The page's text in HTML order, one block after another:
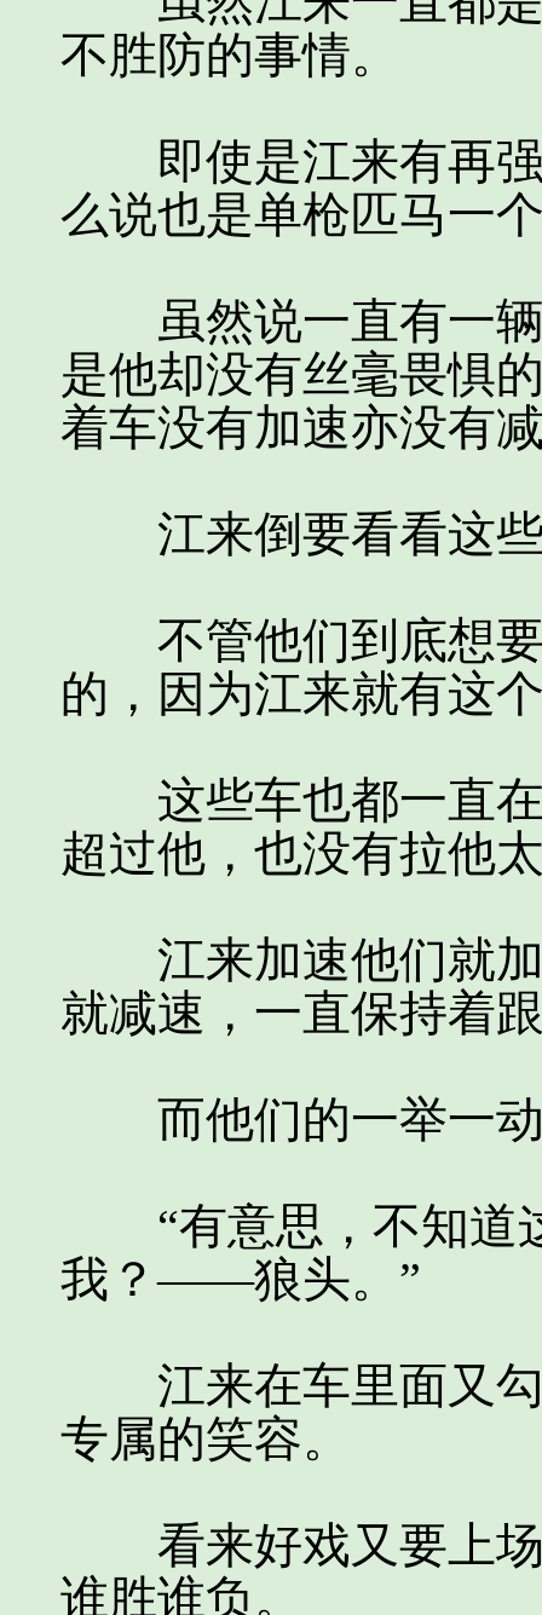
不胜防的事情。
即使是江来有再强
么说也是单枪匹马一
虽然说一直有一辆
是他却没有丝毫畏惧
着车没有加速亦没有
江来倒要看看这些
不管他们到底想要
的，因为江来就有这
这些车也都一直在
超过他，也没有拉他
江来加速他们就加
就减速，一直保持着
而他们的一举一动
“有意思，不知道
我？——狼头。”
江来在车里面又勾
专属的笑容。
看来好戏又要上场
谁胜谁负。